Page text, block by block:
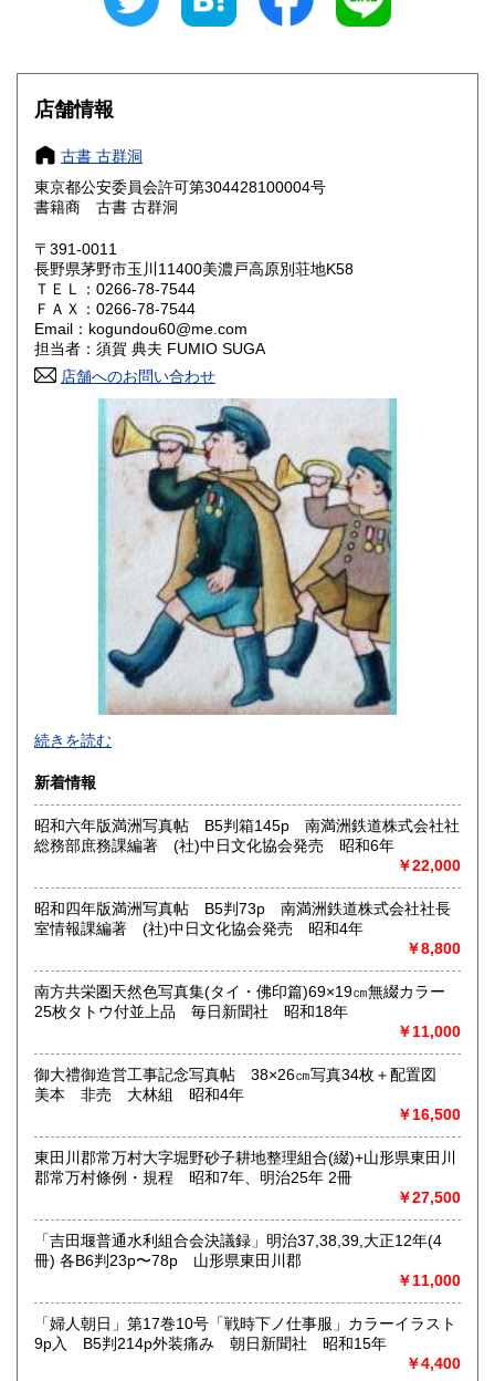
430円 三重県
滋賀県 430円 京都府 430円
大阪府
奈良県
鳥取県
岡山県 430円 広島県
山口県 430円
香川県
430円 福岡県
430円 長崎県
430円 大分県
430円 鹿児島県
430円
店舗情報
古書 古群洞
東京都公安委員会許可第304428100004号
書籍商 古書 古群洞
〒391-0011
長野県茅野市玉川11400美濃戸高原別荘地K58
ＴＥＬ：0266-78-7544
ＦＡＸ：0266-78-7544
Email：kogundou60@me.com
担当者：須賀 典夫 FUMIO SUGA
店舗へのお問い合わせ
2026年で創業45年目になります。
沿線名：(無店舗)
最寄駅：(無店舗)
営業時間：10:00〜18:00
書籍の買取について
取り扱い分野
古典籍、近代文献、趣味、サブカルチャー、古書一般（その
和本・開拓/植民資料・戦時資料・文学一般・詩歌句集・児童
書 ・児童資料・芸能/サブカル・広告資料・ポスター・版画/
刷り物 ・絵葉書・双六・地図/鳥瞰図
続きを読む
新着情報
昭和六年版満洲写真帖 B5判箱145p 南満洲鉄道株式会社社
総務部庶務課編著 (社)中日文化協会発売 昭和6年
￥22,000
昭和四年版満洲写真帖 B5判73p 南満洲鉄道株式会社社長
室情報課編著 (社)中日文化協会発売 昭和4年
￥8,800
南方共栄圏天然色写真集(タイ・佛印篇)69×19㎝無綴カラー
25枚タトウ付並上品 毎日新聞社 昭和18年
￥11,000
御大禮御造営工事記念写真帖 38×26㎝写真34枚＋配置図
美本 非売 大林組 昭和4年
￥16,500
東田川郡常万村大字堀野砂子耕地整理組合(綴)+山形県東田川
郡常万村條例・規程 昭和7年、明治25年 2冊
￥27,500
「吉田堰普通水利組合会決議録」明治37,38,39,大正12年(4
冊) 各B6判23p〜78p 山形県東田川郡
￥11,000
「婦人朝日」第17巻10号「戦時下ノ仕事服」カラーイラスト
9p入 B5判214p外装痛み 朝日新聞社 昭和15年
￥4,400